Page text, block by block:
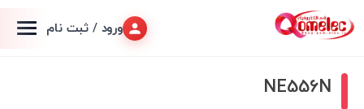
ورود / ثبت نام
NE556N